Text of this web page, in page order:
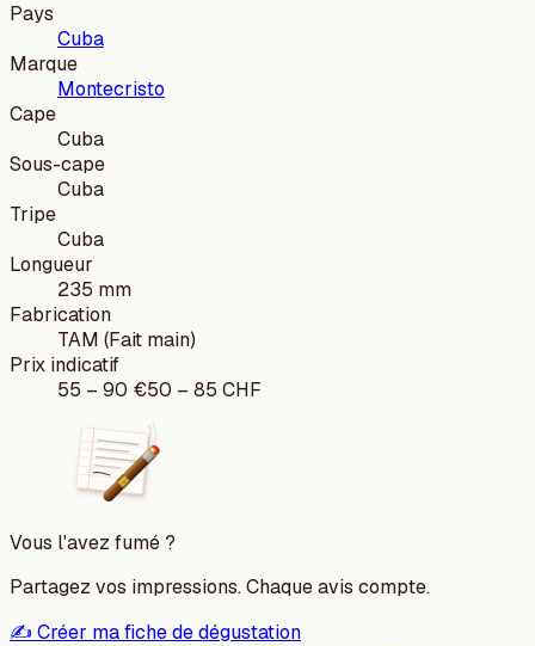
Pays
Cuba
Marque
Montecristo
Cape
Cuba
Sous-cape
Cuba
Tripe
Cuba
Longueur
235 mm
Fabrication
TAM (Fait main)
Prix indicatif
55 – 90 €50 – 85 CHF
Vous l'avez fumé ?
Partagez vos impressions. Chaque avis compte.
✍️ Créer ma fiche de dégustation